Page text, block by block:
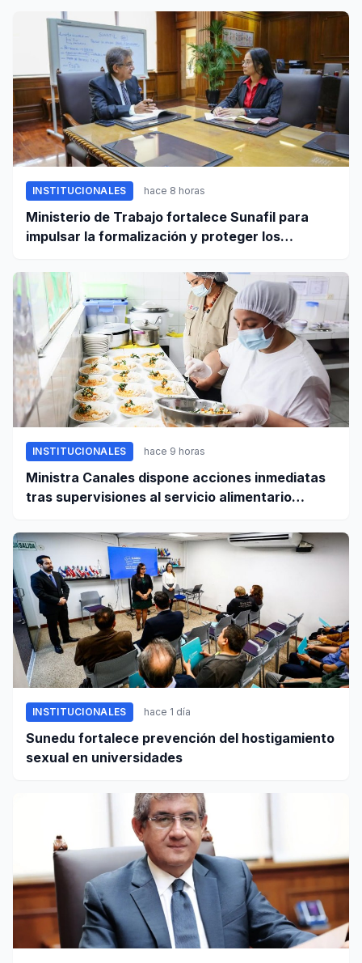
INSTITUCIONALES hace 8 horas
Ministerio de Trabajo fortalece Sunafil para
impulsar la formalización y proteger los
INSTITUCIONALES hace 9 horas
Ministra Canales dispone acciones inmediatas
tras supervisiones al servicio alimentario
INSTITUCIONALES hace 1 día
Sunedu fortalece prevención del hostigamiento
sexual en universidades